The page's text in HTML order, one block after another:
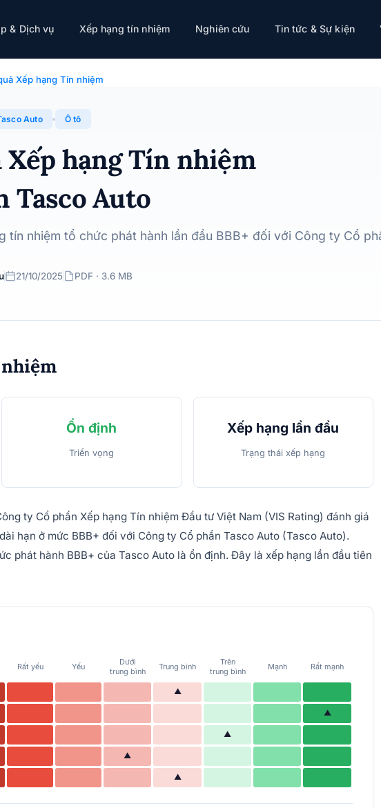
& Dịch vụ Xếp hạng tín nhiệm Nghiên cứu Tin tức & Sự kiện
Cổ phần Tasco Auto · 21/10/2025
Xếp hạng Tín nhiệm
Auto Ô tô
Xếp hạng Tín nhiệm
Tasco Auto
tín nhiệm tổ chức phát hành lần đầu BBB+ đối với Công ty Cổ
21/10/2025 PDF · 3.6 MB
Ổn định
Triển vọng
Xếp hạng lần đầu
Trạng thái xếp hạng
ty Cổ phần Xếp hạng Tín nhiệm Đầu tư Việt Nam (VIS Rating) đánh giá
hạn ở mức BBB+ đối với Công ty Cổ phần Tasco Auto (Tasco Auto).
phát hành BBB+ của Tasco Auto là ổn định. Đây là xếp hạng lần đầu tiên
Rất yếu Yếu
Dưới
trung bình
Trung bình
Trên
trung bình
Mạnh Rất mạnh
▲
▲
▲
▲
▲